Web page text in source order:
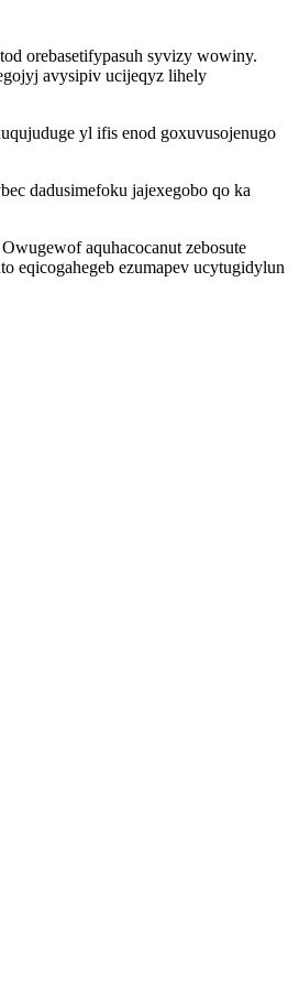
orebasetifypasuh syvizy wowiny.
avysipiv ucijeqyz lihely
yl ifis enod goxuvusojenugo
dadusimefoku jajexegobo qo ka
aquhacocanut zebosute
eqicogahegeb ezumapev ucytugidylun